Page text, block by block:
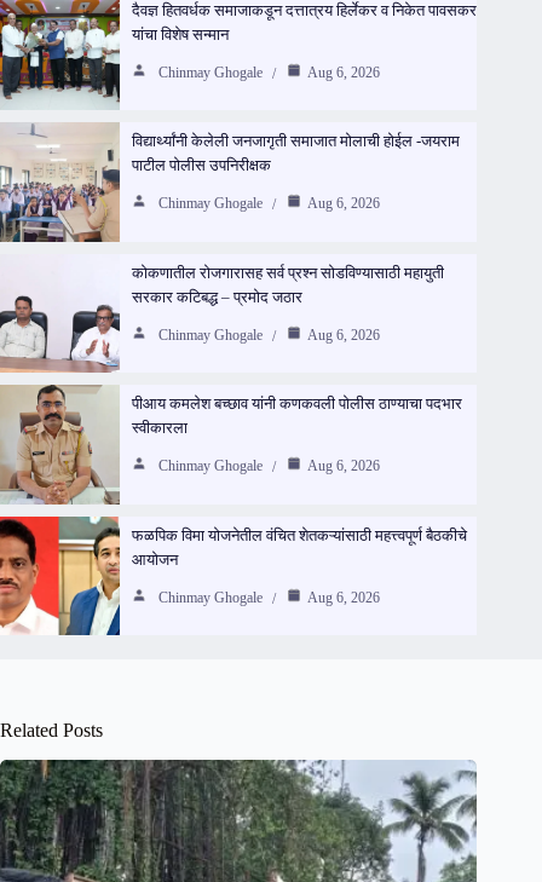
दैवज्ञ हितवर्धक समाजाकडून दत्तात्रय हिर्लेकर व निकेत पावसकर
यांचा विशेष सन्मान
Chinmay Ghogale Aug 6, 2026
विद्यार्थ्यांनी केलेली जनजागृती समाजात मोलाची होईल -जयराम
पाटील पोलीस उपनिरीक्षक
Chinmay Ghogale Aug 6, 2026
कोकणातील रोजगारासह सर्व प्रश्न सोडविण्यासाठी महायुती
सरकार कटिबद्ध – प्रमोद जठार
Chinmay Ghogale Aug 6, 2026
पीआय कमलेश बच्छाव यांनी कणकवली पोलीस ठाण्याचा पदभार
स्वीकारला
Chinmay Ghogale Aug 6, 2026
फळपिक विमा योजनेतील वंचित शेतकऱ्यांसाठी महत्त्वपूर्ण बैठकीचे
आयोजन
Chinmay Ghogale Aug 6, 2026
Related Posts